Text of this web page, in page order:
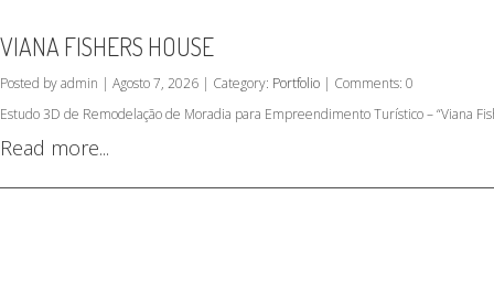
VIANA FISHERS HOUSE
Posted by admin | Agosto 7, 2026 | Category: Portfolio | Comments: 0
Estudo 3D de Remodelação de Moradia para Empreendimento Turístico – “Viana
Read more...